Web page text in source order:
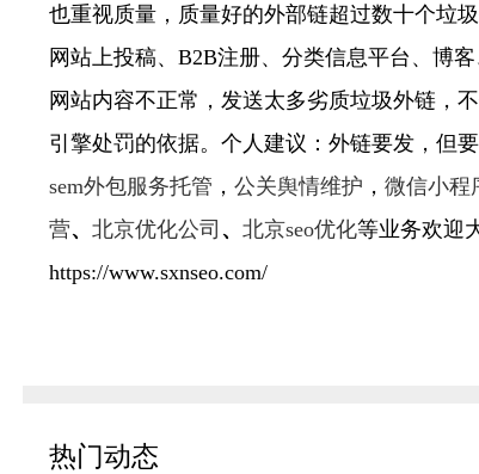
也重视质量，质量好的外部链超过数十个垃
网站上投稿、B2B注册、分类信息平台、博
网站内容不正常，发送太多劣质垃圾外链，
引擎处罚的依据。个人建议：外链要发，但
sem外包服务托管 ， 公关舆情维护 ， 微信小程
营、 北京优化公司 、 北京seo优化等业务欢迎
https://www.sxnseo.com/
热门动态